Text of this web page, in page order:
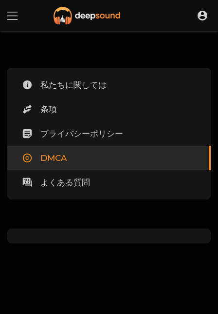
私たちに関しては
条項
プライバシーポリシー
DMCA
よくある質問